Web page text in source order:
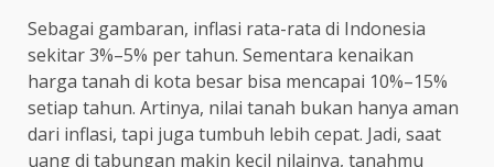
Sebagai gambaran, inflasi rata-rata di Indonesia
sekitar 3%–5% per tahun. Sementara kenaikan
harga tanah di kota besar bisa mencapai 10%–15%
setiap tahun. Artinya, nilai tanah bukan hanya aman
dari inflasi, tapi juga tumbuh lebih cepat. Jadi, saat
uang di tabungan makin kecil nilainya, tanahmu